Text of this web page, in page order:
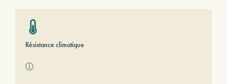
Résistance climatique
ⓘ